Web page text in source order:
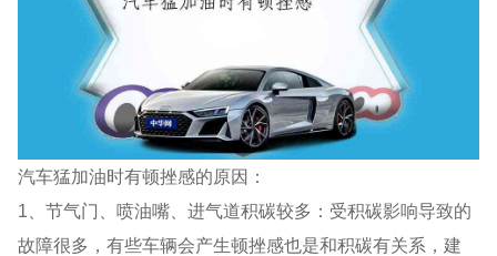
汽车猛加油时有顿挫感的原因：
1、节气门、喷油嘴、进气道积碳较多：受积碳影响导致的
故障很多，有些车辆会产生顿挫感也是和积碳有关系，建